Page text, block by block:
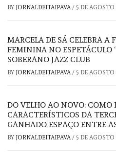
BY JORNALDEITAIPAVA/ 5 DE AGOSTO
MARCELA DE SÁ CELEBRA A
FEMININA NO ESPETÁCULO
SOBERANO JAZZ CLUB
BY JORNALDEITAIPAVA/ 5 DE AGOSTO
DO VELHO AO NOVO: COMO
CARACTERÍSTICOS DA
GANHADO ESPAÇO ENTRE
BY JORNALDEITAIPAVA/ 5 DE AGOSTO